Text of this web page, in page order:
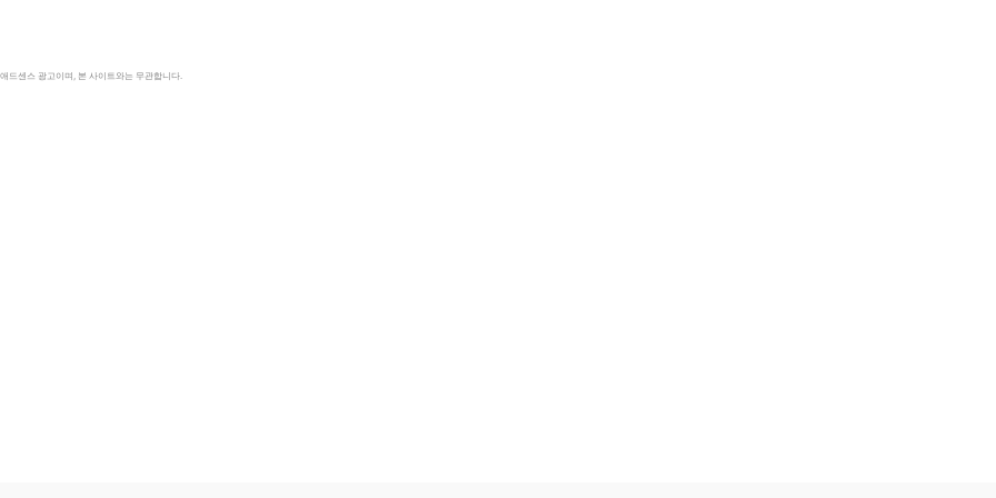
드센스 광고이며, 본 사이트와는 무관합니다.